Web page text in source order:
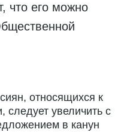
что его можно
относящихся к
следует увеличить с
в канун